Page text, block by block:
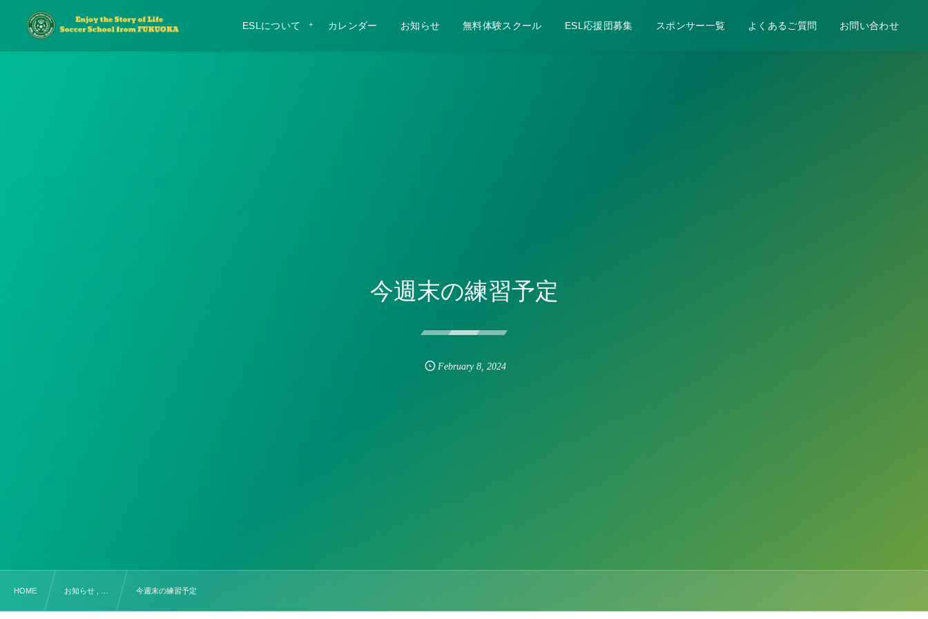
ESLについて カレンダー お知らせ 無料体験スクール ESL応援団募集 スポンサー一覧 よくあるご質問 お問い合わせ
今週末の練習予定
February 8,2024
HOME お知らせ , … 今週末の練習予定